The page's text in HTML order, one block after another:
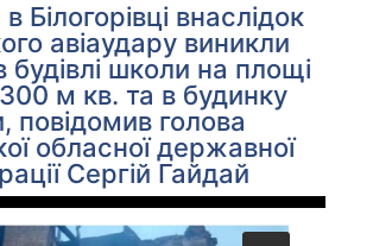
Білогорівці внаслідок
авіаудару виникли
школи на площі
м кв. та в будинку
повідомив голова
обласної державної
Сергій Гайдай